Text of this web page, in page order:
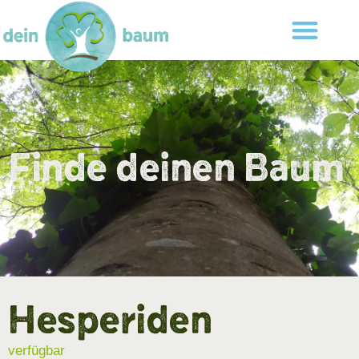
Finde deinen Baum
Hesperiden
verfügbar